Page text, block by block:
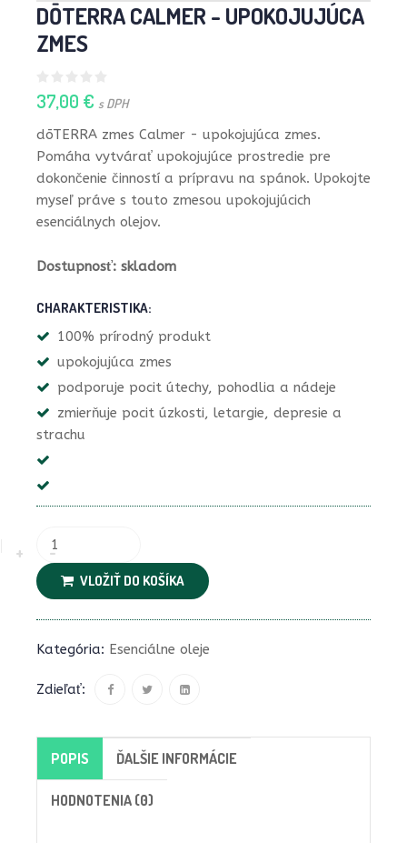
DŌTERRA CALMER - UPOKOJUJÚCA
ZMES
37,00 € s DPH
dōTERRA zmes Calmer - upokojujúca zmes.
Pomáha vytvárať upokojujúce prostredie pre
dokončenie činností a prípravu na spánok. Upokojte
myseľ práve s touto zmesou upokojujúcich
esenciálnych olejov.
Dostupnosť: skladom
CHARAKTERISTIKA:
100% prírodný produkt
upokojujúca zmes
podporuje pocit útechy, pohodlia a nádeje
zmierňuje pocit úzkosti, letargie, depresie a
strachu
VLOŽIŤ DO KOŠÍKA
Kategória: Esenciálne oleje
Zdieľať:
POPIS ĎALŠIE INFORMÁCIE
HODNOTENIA (0)